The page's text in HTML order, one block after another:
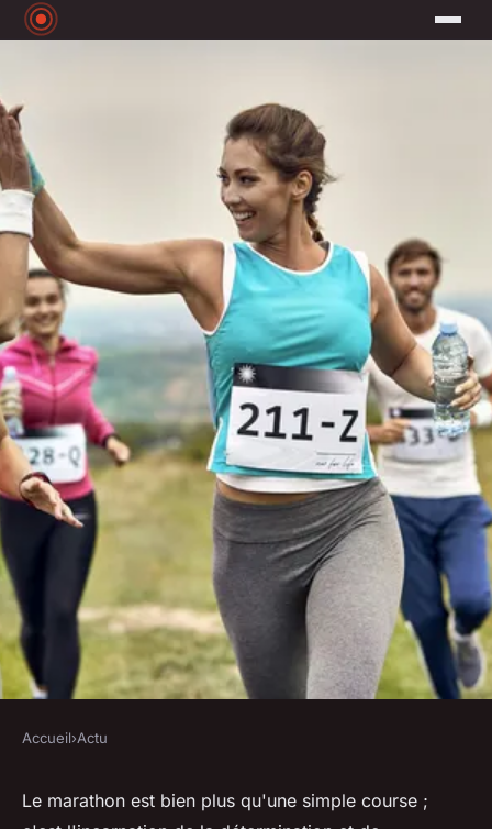
Résultats marathon :
Accueil›Actu
Le marathon est bien plus qu'une simple course ;